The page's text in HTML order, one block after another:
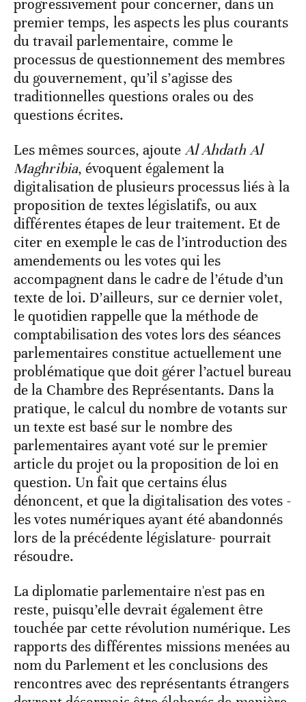
progressivement pour concerner, dans un
premier temps, les aspects les plus courants
du travail parlementaire, comme le
processus de questionnement des membres
du gouvernement, qu’il s’agisse des
traditionnelles questions orales ou des
questions écrites.
Les mêmes sources, ajouteAl Ahdath Al
Maghribia, évoquent également la
digitalisation de plusieurs processus liés à la
proposition de textes législatifs, ou aux
différentes étapes de leur traitement. Et de
citer en exemple le cas de l’introduction des
amendements ou les votes qui les
accompagnent dans le cadre de l’étude d’un
texte de loi. D’ailleurs, sur ce dernier volet,
le quotidien rappelle que la méthode de
comptabilisation des votes lors des séances
parlementaires constitue actuellement une
problématique que doit gérer l’actuel bureau
de la Chambre des Représentants. Dans la
pratique, le calcul du nombre de votants sur
un texte est basé sur le nombre des
parlementaires ayant voté sur le premier
article du projet ou la proposition de loi en
question. Un fait que certains élus
dénoncent, et que la digitalisation des votes -
les votes numériques ayant été abandonnés
lors de la précédente législature- pourrait
résoudre.
La diplomatie parlementaire n'est pas en
reste, puisqu’elle devrait également être
touchée par cette révolution numérique. Les
rapports des différentes missions menées au
nom du Parlement et les conclusions des
rencontres avec des représentants étrangers